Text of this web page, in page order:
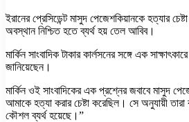
ইরানের প্রেসিডেন্ট মাসুদ পেজেশকিয়ানকে হত্যার
অবস্থান নিশ্চিত হতে ব্যর্থ হয় তেল আবিব।
মার্কিন সাংবাদিক টাকার কার্লসনের সঙ্গে এক
জানিয়েছেন।
মার্কিন ওই সাংবাদিকের এক প্রশ্নের জবাবে মাসুদ
আমাকে হত্যা করার চেষ্টা করেছিল। সে অনুযায়ী
কৌশল ব্যর্থ হয়েছে।”